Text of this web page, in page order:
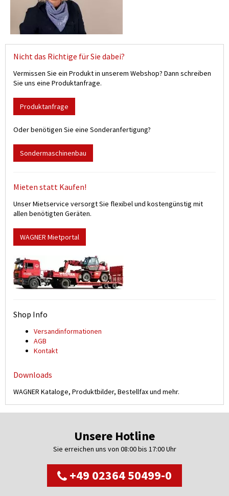
Nicht das Richtige für Sie dabei?
Vermissen Sie ein Produkt in unserem Webshop? Dann schreiben
Sie uns eine Produktanfrage.
Produktanfrage
Oder benötigen Sie eine Sonderanfertigung?
Sondermaschinenbau
Mieten statt Kaufen!
Unser Mietservice versorgt Sie flexibel und kostengünstig mit
allen benötigten Geräten.
WAGNER Mietportal
Shop Info
Versand­informationen
AGB
Kontakt
Downloads
WAGNER Kataloge, Produktbilder, Bestellfax und mehr.
Unsere Hotline
Sie erreichen uns von 08:00 bis 17:00 Uhr
+49 02364 50499-0